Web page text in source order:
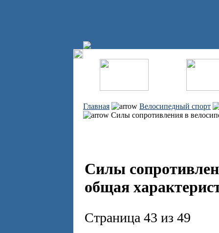
Главная
Велосипедный спорт
Силы сопротивления в
Силы
общая
Страница 43 из 49